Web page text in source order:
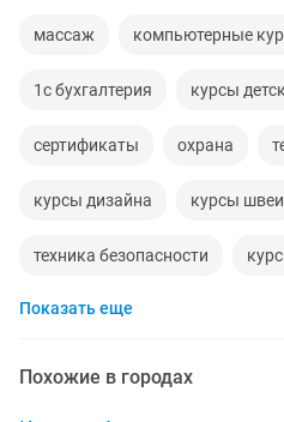
массаж компьютерные
1с бухгалтерия курсы
сертификаты охрана
курсы дизайна курсы швеи
техника безопасности
экскаваторщик
Показать еще
Похожие в городах